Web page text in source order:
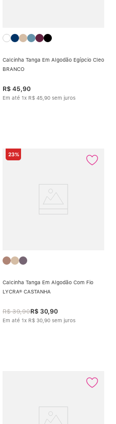
Calcinha Tanga Em Algodão Egípcio Cleo
BRANCO
R$ 45,90
Em até 1x R$ 45 90 sem juros
23%
Calcinha Tanga Em Algodão Com Fio
LYCRA® CASTANHA
R$ 39,90R$ 30,90
Em até 1x R$ 30 90 sem juros